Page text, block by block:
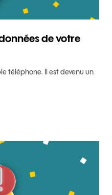
de votre
téléphone. Il est devenu un
les données de